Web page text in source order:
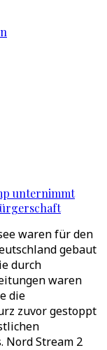
unternimmt
waren für den
gebaut
durch
waren
die
zuvor gestoppt
Nord Stream 2